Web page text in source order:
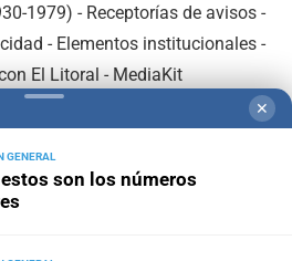
1979) - Receptorías de avisos -
- Elementos institucionales-
El Litoral - MediaKit
✕
GENERAL
son los números